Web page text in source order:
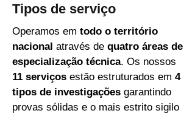
Tipos de serviço
Operamos em todo o território
nacional através de quatro áreas de
especialização técnica. Os nossos
11 serviços estão estruturados em 4
tipos de investigações garantindo
provas sólidas e o mais estrito sigilo